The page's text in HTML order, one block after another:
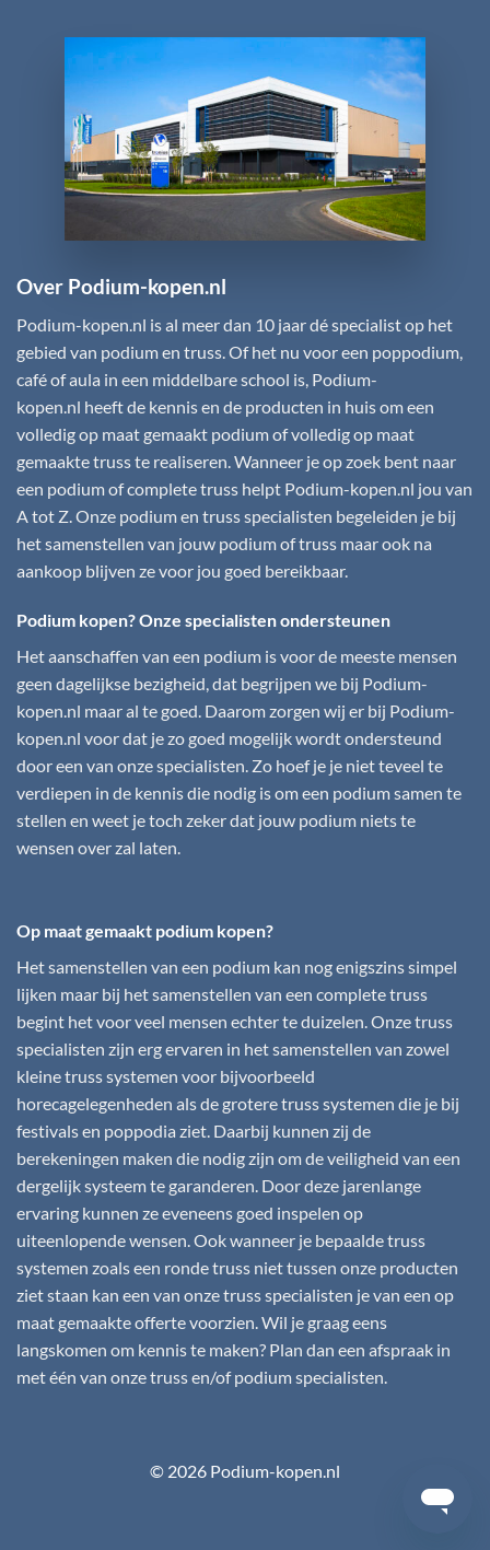
Over Podium-kopen.nl
Podium-kopen.nl is al meer dan 10 jaar dé specialist op het
gebied van podium en truss. Of het nu voor een poppodium,
café of aula in een middelbare school is, Podium-
kopen.nl heeft de kennis en de producten in huis om een
volledig op maat gemaakt podium of volledig op maat
gemaakte truss te realiseren. Wanneer je op zoek bent naar
een podium of complete truss helpt Podium-kopen.nl jou van
A tot Z. Onze podium en truss specialisten begeleiden je bij
het samenstellen van jouw podium of truss maar ook na
aankoop blijven ze voor jou goed bereikbaar.
Podium kopen? Onze specialisten ondersteunen
Het aanschaffen van een podium is voor de meeste mensen
geen dagelijkse bezigheid, dat begrijpen we bij Podium-
kopen.nl maar al te goed. Daarom zorgen wij er bij Podium-
kopen.nl voor dat je zo goed mogelijk wordt ondersteund
door een van onze specialisten. Zo hoef je je niet teveel te
verdiepen in de kennis die nodig is om een podium samen te
stellen en weet je toch zeker dat jouw podium niets te
wensen over zal laten.
Op maat gemaakt podium kopen?
Het samenstellen van een podium kan nog enigszins simpel
lijken maar bij het samenstellen van een complete truss
begint het voor veel mensen echter te duizelen. Onze truss
specialisten zijn erg ervaren in het samenstellen van zowel
kleine truss systemen voor bijvoorbeeld
horecagelegenheden als de grotere truss systemen die je bij
festivals en poppodia ziet. Daarbij kunnen zij de
berekeningen maken die nodig zijn om de veiligheid van een
dergelijk systeem te garanderen. Door deze jarenlange
ervaring kunnen ze eveneens goed inspelen op
uiteenlopende wensen. Ook wanneer je bepaalde truss
systemen zoals een ronde truss niet tussen onze producten
ziet staan kan een van onze truss specialisten je van een op
maat gemaakte offerte voorzien. Wil je graag eens
langskomen om kennis te maken? Plan dan een afspraak in
met één van onze truss en/of podium specialisten.
© 2026 Podium-kopen.nl